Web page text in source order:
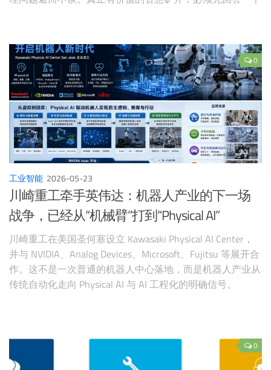
0
工业智能 2026-05-23
川崎重工牵手英伟达：机器人产业的下一场
战争，已经从“机械臂”打到“Physical AI”
川崎重工在美国圣何塞设立 Kawasaki Physical AI Center，
并与 NVIDIA、Analog Devices、Microsoft、Fujitsu 等展开合
作。这不是一次普通的机器人中心落地，而是机器人产业从
传统自动化走向 Physical AI 与 AI 工程化的明确信号。
0